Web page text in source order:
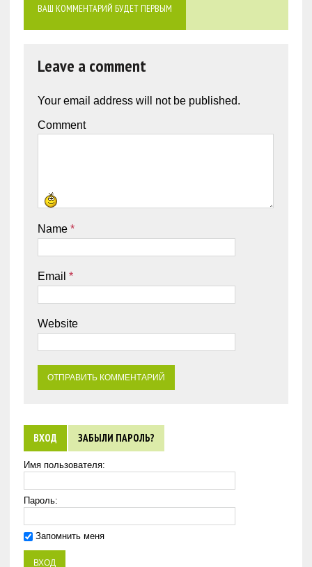
ВАШ КОММЕНТАРИЙ БУДЕТ ПЕРВЫМ
Leave a comment
Your email address will not be published.
Comment
Name *
Email *
Website
ВХОД ЗАБЫЛИ ПАРОЛЬ?
Имя пользователя:
Пароль:
Запомнить меня